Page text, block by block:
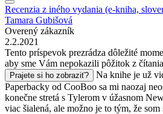
Recenzia z iného vydania (e-kniha,
Tamara Gubišová
Overený zákazník
2.2.2021
Tento príspevok prezrádza dôležité
aby sme Vám nepokazili pôžitok z
Prajete si ho zobraziť?
Na knihe je už
Paperbacky od CooBoo sa mi naozaj
konečne stretá s Tylerom v úžasnom
viac šialená, ale možno je to tým, že